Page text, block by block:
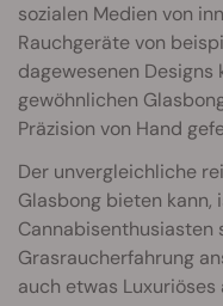
sozialen Medien von
Rauchgeräte von
dagewesenen
gewöhnlichen
Präzision von Hand
Der unvergleichliche
Glasbong bieten kann,
Cannabisenthusiasten
Grasraucherfahrung
auch etwas